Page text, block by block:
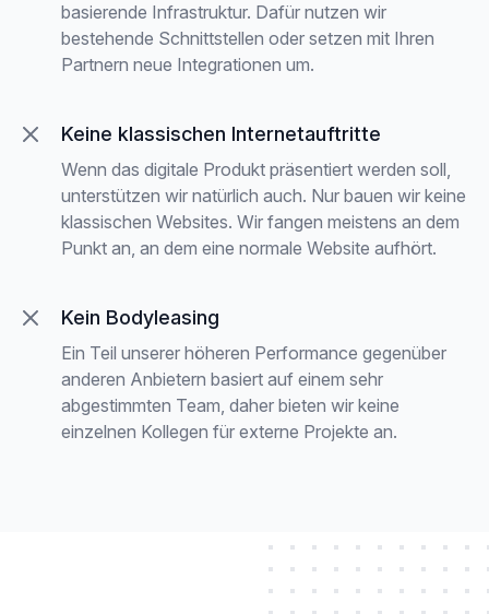
basierende Infrastruktur. Dafür nutzen wir
bestehende Schnittstellen oder setzen mit Ihren
Partnern neue Integrationen um.
Keine klassischen Internetauftritte
Wenn das digitale Produkt präsentiert werden soll,
unterstützen wir natürlich auch. Nur bauen wir keine
klassischen Websites. Wir fangen meistens an dem
Punkt an, an dem eine normale Website aufhört.
Kein Bodyleasing
Ein Teil unserer höheren Performance gegenüber
anderen Anbietern basiert auf einem sehr
abgestimmten Team, daher bieten wir keine
einzelnen Kollegen für externe Projekte an.